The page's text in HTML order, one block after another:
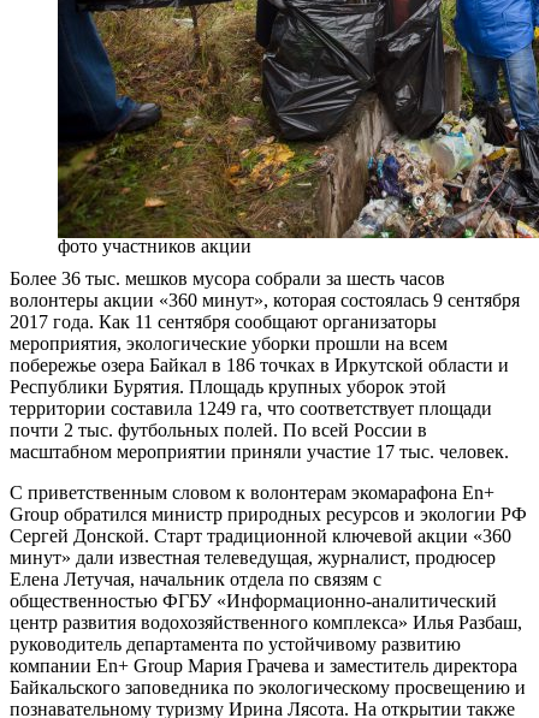
фото участников акции
Более 36 тыс. мешков мусора собрали за шесть часов
волонтеры акции «360 минут», которая состоялась 9 сентября
2017 года. Как 11 сентября сообщают организаторы
мероприятия, экологические уборки прошли на всем
побережье озера Байкал в 186 точках в Иркутской области и
Республики Бурятия. Площадь крупных уборок этой
территории составила 1249 га, что соответствует площади
почти 2 тыс. футбольных полей. По всей России в
масштабном мероприятии приняли участие 17 тыс. человек.
С приветственным словом к волонтерам экомарафона En+
Group обратился министр природных ресурсов и экологии РФ
Сергей Донской. Старт традиционной ключевой акции «360
минут» дали известная телеведущая, журналист, продюсер
Елена Летучая, начальник отдела по связям с
общественностью ФГБУ «Информационно-аналитический
центр развития водохозяйственного комплекса» Илья Разбаш,
руководитель департамента по устойчивому развитию
компании En+ Group Мария Грачева и заместитель директора
Байкальского заповедника по экологическому просвещению и
познавательному туризму Ирина Лясота. На открытии также